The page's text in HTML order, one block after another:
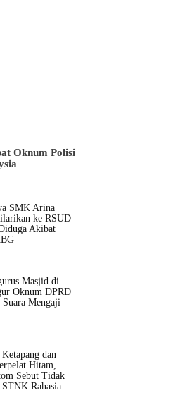
Oknum Polisi
SMK Arina
ke RSUD
Akibat
Masjid di
Oknum DPRD
Suara Mengaji
dan
Hitam,
Sebut Tidak
Rahasia